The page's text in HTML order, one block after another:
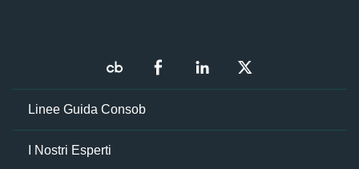
Linee Guida Consob
I Nostri Esperti